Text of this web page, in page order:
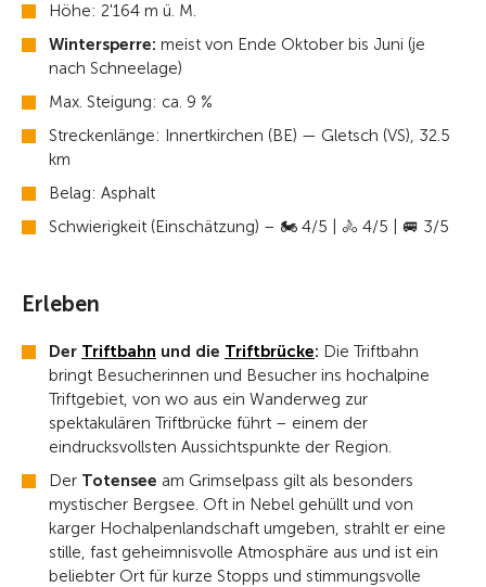
Höhe: 2'164 m ü. M.
Wintersperre: meist von Ende Oktober bis Juni (je
nach Schneelage)
Max. Steigung: ca. 9 %
Streckenlänge: Innertkirchen (BE) — Gletsch (VS), 32.5
km
Belag: Asphalt
Schwierigkeit (Einschätzung) – 🏍️ 4/5 | 🚴 4/5 | 🚐 3/5
Erleben
Der Triftbahn und die Triftbrücke: Die Triftbahn
bringt Besucherinnen und Besucher ins hochalpine
Triftgebiet, von wo aus ein Wanderweg zur
spektakulären Triftbrücke führt – einem der
eindrucksvollsten Aussichtspunkte der Region.
Der Totensee am Grimselpass gilt als besonders
mystischer Bergsee. Oft in Nebel gehüllt und von
karger Hochalpenlandschaft umgeben, strahlt er eine
stille, fast geheimnisvolle Atmosphäre aus und ist ein
beliebter Ort für kurze Stopps und stimmungsvolle